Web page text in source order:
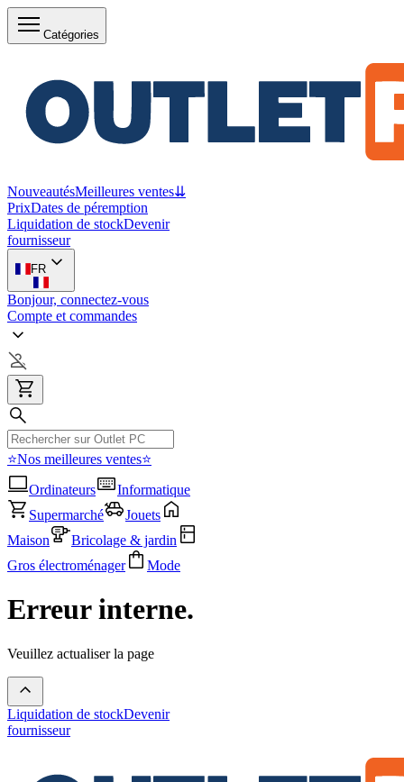
Catégories
NouveautésMeilleures ventes⇊
PrixDates de péremption
Liquidation de stockDevenir
fournisseur
FR
Bonjour, connectez-vous
Compte et commandes
⭐Nos meilleures ventes⭐
Ordinateurs
Informatique
Supermarché
Jouets
Maison
Bricolage & jardin
Gros électroménager
Mode
Erreur interne.
Veuillez actualiser la page
Liquidation de stockDevenir
fournisseur